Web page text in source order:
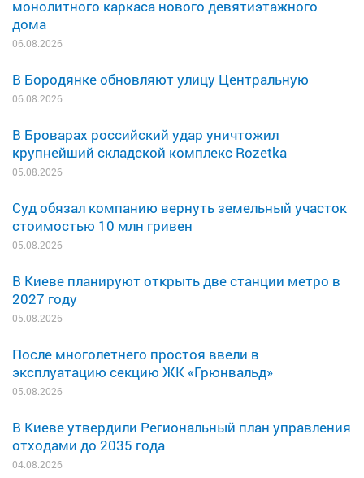
монолитного каркаса нового девятиэтажного
дома
06.08.2026
В Бородянке обновляют улицу Центральную
06.08.2026
В Броварах российский удар уничтожил
крупнейший складской комплекс Rozetka
05.08.2026
Суд обязал компанию вернуть земельный участок
стоимостью 10 млн гривен
05.08.2026
В Киеве планируют открыть две станции метро в
2027 году
05.08.2026
После многолетнего простоя ввели в
эксплуатацию секцию ЖК «Грюнвальд»
05.08.2026
В Киеве утвердили Региональный план управления
отходами до 2035 года
04.08.2026